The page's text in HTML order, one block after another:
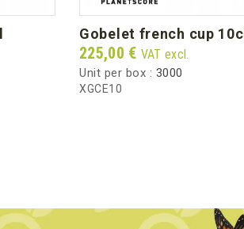
gobelet french cup 10cl
Price
225,00 € VAT excl.
Unit per box : 3000
XGCE10